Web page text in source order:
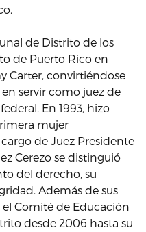
de Distrito de los
de Puerto Rico en
Carter, convirtiéndose
servir como juez de
En 1993, hizo
mujer
de Juez Presidente
Cerezo se distinguió
del derecho, su
Además de sus
Comité de Educación
desde 2006 hasta su